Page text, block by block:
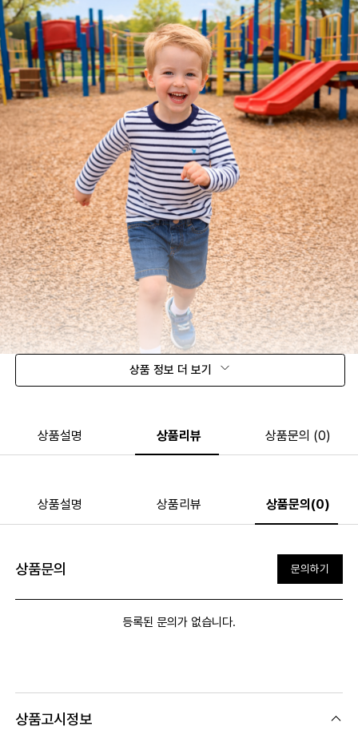
상품 정보 더 보기
상품설명 상품리뷰 상품문의 (0)
상품설명 상품리뷰 상품문의(0)
상품문의 문의하기
등록된 문의가 없습니다.
상품고시정보